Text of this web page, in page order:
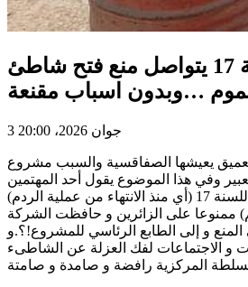
صفاقس : للسنة 17 يتواصل منع فتح شاطئ
…وبدون اسباب مقنعة
3 جوان 2026، 20:00
يعيشها الصفاقسية والسبب مشروع
وفي هذا الموضوع يقول أحد المهتمين
بشأن مدينة صفاقس : ” للسنة 17 (أي منذ الانتهاء من عملية الردم)
تبرورة (6كلم) ممنوعا على الزائرين و حافظت الشركة
المنع و إلى الطابع الرئاسي للمشروع!؟.و
و الاجتماعات لفك العزلة عن الشاطىء